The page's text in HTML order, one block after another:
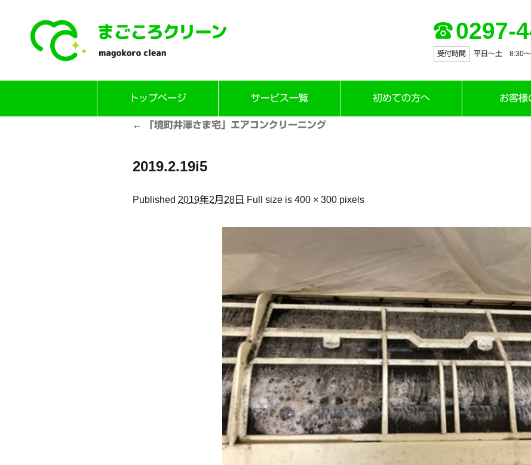
0297-
受付時間 平日～土 8:30
トップページ サービス一覧 初めての方へ お客様
← 「境町井澤さま宅」エアコンクリーニング
2019.2.19i5
Published 2019年2月28日 Full size is 400 × 300 pixels